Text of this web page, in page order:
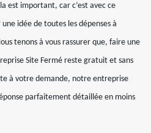
est important, car c’est avec ce
idée de toutes les dépenses à
tenons à vous rassurer que, faire une
Site Fermé reste gratuit et sans
à votre demande, notre entreprise
parfaitement détaillée en moins